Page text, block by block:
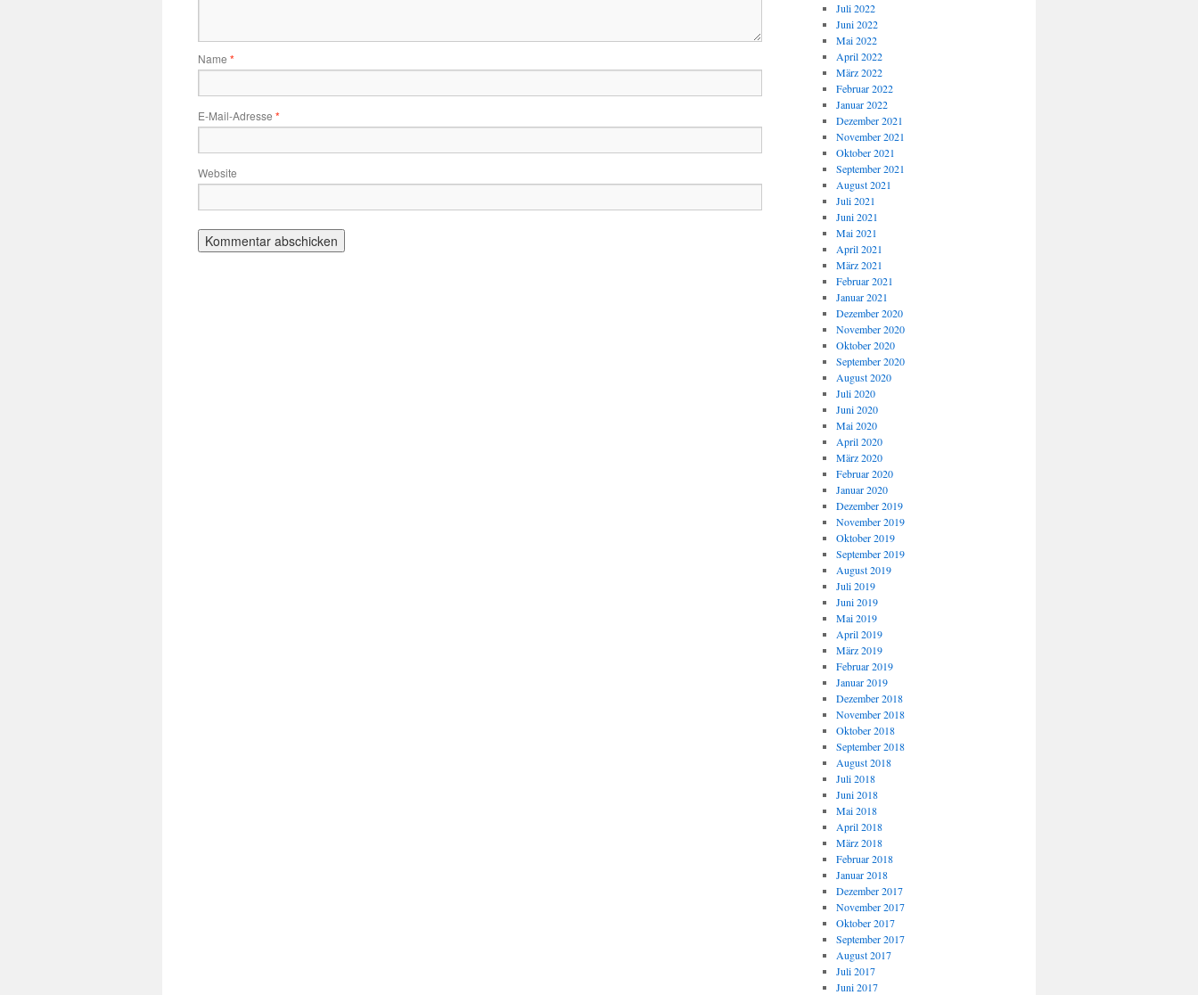
Name *
E-Mail-Adresse *
Website
Juli 2022
Juni 2022
Mai 2022
April 2022
März 2022
Februar 2022
Januar 2022
Dezember 2021
November 2021
Oktober 2021
September 2021
August 2021
Juli 2021
Juni 2021
Mai 2021
April 2021
März 2021
Februar 2021
Januar 2021
Dezember 2020
November 2020
Oktober 2020
September 2020
August 2020
Juli 2020
Juni 2020
Mai 2020
April 2020
März 2020
Februar 2020
Januar 2020
Dezember 2019
November 2019
Oktober 2019
September 2019
August 2019
Juli 2019
Juni 2019
Mai 2019
April 2019
März 2019
Februar 2019
Januar 2019
Dezember 2018
November 2018
Oktober 2018
September 2018
August 2018
Juli 2018
Juni 2018
Mai 2018
April 2018
März 2018
Februar 2018
Januar 2018
Dezember 2017
November 2017
Oktober 2017
September 2017
August 2017
Juli 2017
Juni 2017